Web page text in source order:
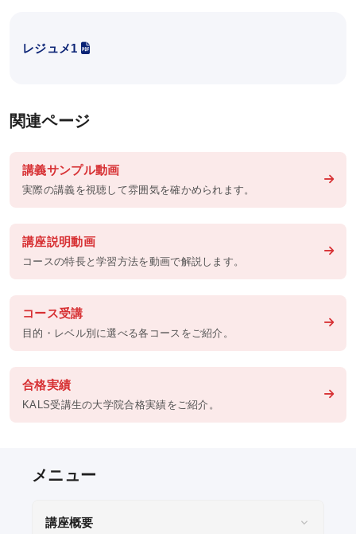
受講料（通学講座）
資料請求／
デジタルパンフレット
視聴開始スケジュール
申込・受講（サポート）期限
お役立ち情報
資料請求／
講座説明動画
講座概要
レジュメ1
関連ページ
講義サンプル動画
実際の講義を視聴して雰囲気を確かめられます。
講座説明動画
コースの特長と学習方法を動画で解説します。
コース受講
目的・レベル別に選べる各コースをご紹介。
合格実績
KALS受講生の大学院合格実績をご紹介。